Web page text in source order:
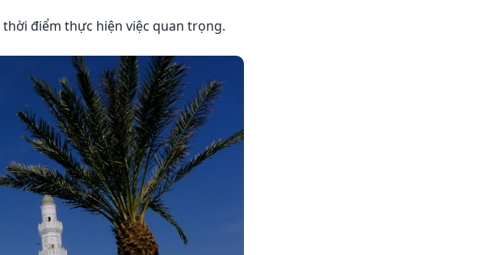
điểm thực hiện việc quan trọng.